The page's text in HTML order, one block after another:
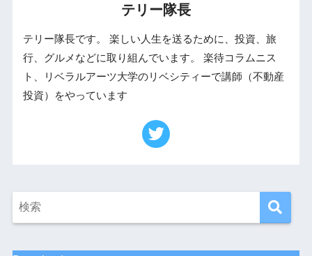
テリー隊長
テリー隊長です。 楽しい人生を送るために、投資、旅
行、グルメなどに取り組んでいます。 楽待コラムニス
ト、リベラルアーツ大学のリベシティーで講師（不動産
投資）をやっています